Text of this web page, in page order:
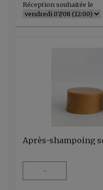
Réception souhaitée le
Après-shampoing
-